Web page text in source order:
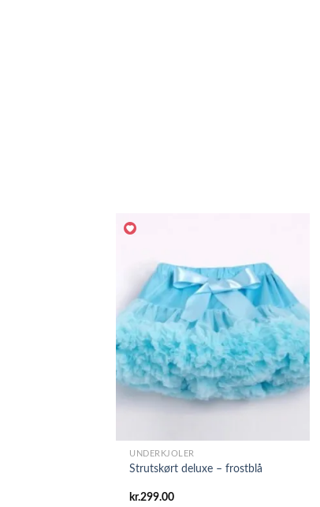
UNDERKJOLER
Strutskørt deluxe – frostblå
kr.299.00